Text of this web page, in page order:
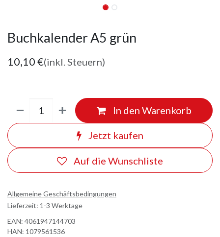
Buchkalender A5 grün
10,10€(inkl. Steuern)
In den Warenkorb
Jetzt kaufen
Auf die Wunschliste
Allgemeine Geschäftsbedingungen
Lieferzeit: 1-3 Werktage
EAN: 4061947144703
HAN: 1079561536